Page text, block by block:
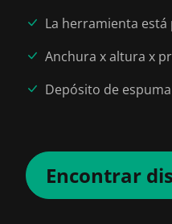
La herramienta
Anchura x altura x
Depósito de
Encontrar